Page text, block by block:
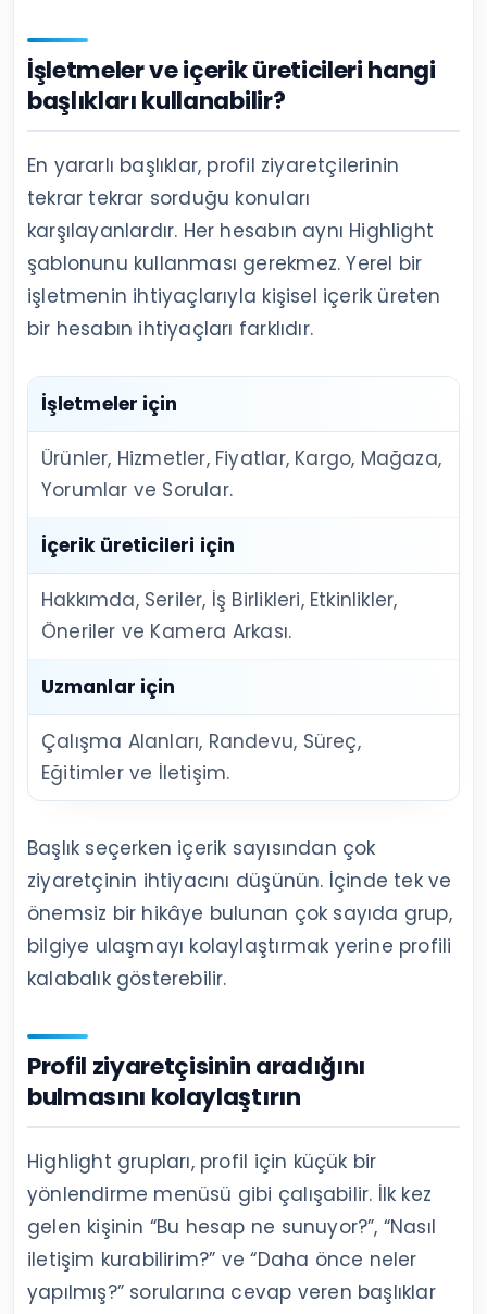
İşletmeler ve içerik üreticileri hangi
başlıkları kullanabilir?
En yararlı başlıklar, profil ziyaretçilerinin
tekrar tekrar sorduğu konuları
karşılayanlardır. Her hesabın aynı Highlight
şablonunu kullanması gerekmez. Yerel bir
işletmenin ihtiyaçlarıyla kişisel içerik üreten
bir hesabın ihtiyaçları farklıdır.
İşletmeler için
Ürünler, Hizmetler, Fiyatlar, Kargo, Mağaza,
Yorumlar ve Sorular.
İçerik üreticileri için
Hakkımda, Seriler, İş Birlikleri, Etkinlikler,
Öneriler ve Kamera Arkası.
Uzmanlar için
Çalışma Alanları, Randevu, Süreç,
Eğitimler ve İletişim.
Başlık seçerken içerik sayısından çok
ziyaretçinin ihtiyacını düşünün. İçinde tek ve
önemsiz bir hikâye bulunan çok sayıda grup,
bilgiye ulaşmayı kolaylaştırmak yerine profili
kalabalık gösterebilir.
Profil ziyaretçisinin aradığını
bulmasını kolaylaştırın
Highlight grupları, profil için küçük bir
yönlendirme menüsü gibi çalışabilir. İlk kez
gelen kişinin “Bu hesap ne sunuyor?”, “Nasıl
iletişim kurabilirim?” ve “Daha önce neler
yapılmış?” sorularına cevap veren başlıklar